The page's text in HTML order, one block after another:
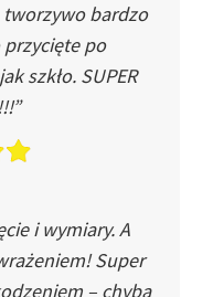
tworzywo bardzo
po
szkło. SUPER
i wymiary. A
Super
– chyba